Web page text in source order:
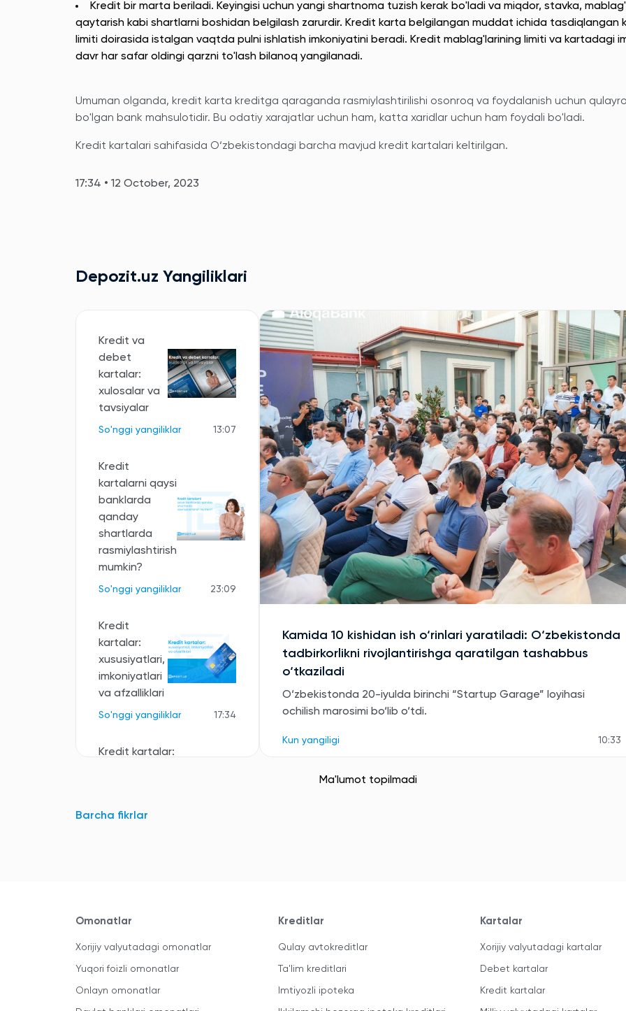
Kredit bir marta beriladi. Keyingisi uchun yangi shartnoma tuzish kerak bo'ladi va miqdor, stavka,
qaytarish kabi shartlarni boshidan belgilash zarurdir. Kredit karta belgilangan muddat ichida tasdiqlangan
limiti doirasida istalgan vaqtda pulni ishlatish imkoniyatini beradi. Kredit mablag'larining limiti va kartadagi
davr har safar oldingi qarzni to'lash bilanoq yangilanadi.
Umuman olganda, kredit karta kreditga qaraganda rasmiylashtirilishi osonroq va foydalanish uchun
bo'lgan bank mahsulotidir. Bu odatiy xarajatlar uchun ham, katta xaridlar uchun ham foydali bo'ladi.
Kredit kartalari sahifasida O‘zbekistondagi barcha mavjud kredit kartalari keltirilgan.
17:34 • 12 October, 2023
Depozit.uz Yangiliklari
Kredit va
debet
kartalar:
xulosalar va
tavsiyalar
So'nggi yangiliklar 13:07
Kredit
kartalarni qaysi
banklarda
qanday
shartlarda
rasmiylashtirish
mumkin?
So'nggi yangiliklar 23:09
Kredit
kartalar:
xususiyatlari,
imkoniyatlari
va afzalliklari
So'nggi yangiliklar 17:34
Kredit kartalar:
shartlarda
Barcha yangiliklar
Kamida 10 kishidan ish o‘rinlari yaratiladi: O‘zbekistonda
tadbirkorlikni rivojlantirishga qaratilgan tashabbus
o‘tkaziladi
O‘zbekistonda 20-iyulda birinchi “Startup Garage” loyihasi
ochilish marosimi bo‘lib o‘tdi.
Kun yangiligi 10:33
Ma'lumot topilmadi
Barcha fikrlar
Omonatlar
Xorijiy valyutadagi omonatlar
Yuqori foizli omonatlar
Onlayn omonatlar
Kreditlar
Qulay avtokreditlar
Ta'lim kreditlari
Imtiyozli ipoteka
Kartalar
Xorijiy valyutadagi kartalar
Debet kartalar
Kredit kartalar